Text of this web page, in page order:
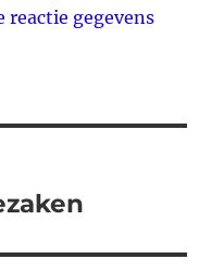
reactie gegevens